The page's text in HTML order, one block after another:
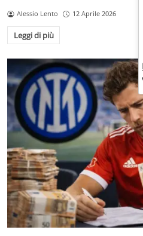
Alessio Lento 12 Aprile 2026
Leggi di più